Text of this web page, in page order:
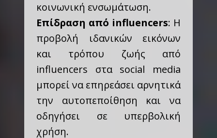
κοινωνική ενσωμάτωση.
Επίδραση από influencers: Η
προβολή ιδανικών εικόνων
και τρόπου ζωής από
influencers στα social media
μπορεί να επηρεάσει αρνητικά
την αυτοπεποίθηση και να
οδηγήσει σε υπερβολική
χρήση.